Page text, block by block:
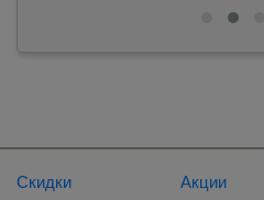
Скидки
Акции